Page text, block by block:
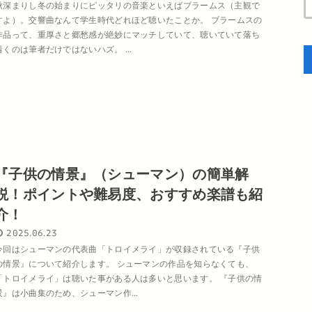
深まりし冬の始まりにピッタリの音楽といえばブラームス（主観で
よ）。交響曲なんて学生時代どれほど聴いたことか。 ブラームスの
品って、重厚さと郷愁感が絶妙にマッチしていて、聴いていて落ち
くのは筆者だけではないハズ。 ...
子供の情景』（シューマン）の簡単解
！ポイントや難易度、おすすめ楽譜も紹
！
2025.06.23
回はシューマンの代表曲「トロイメライ」が収録されている『子供
情景』について紹介します。 シューマンの作品を知らなくても、
トロイメライ」は聴いた事がある人は多いと思います。 『子供の情
』は小曲集のため、シューマン作...